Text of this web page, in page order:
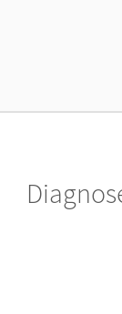
ein Jahr lang
Verlag
Cornelsen Verlag